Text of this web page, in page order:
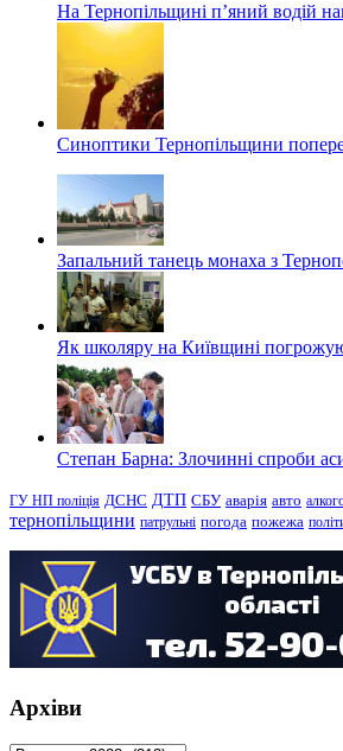
На Тернопільщині п’яний водій
Синоптики Тернопільщини
Запальний танець монаха з
Як школяру на Київщині
Степан Барна: Злочинні спроби
ГУ НП поліція ДСНС ДТП СБУ аварія авто
тернопільщини патрульні погода пожежа
Архіви